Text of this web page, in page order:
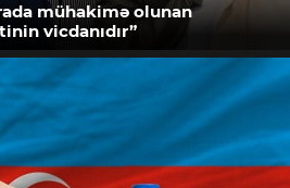
mühakimə olunan
vicdanıdır”